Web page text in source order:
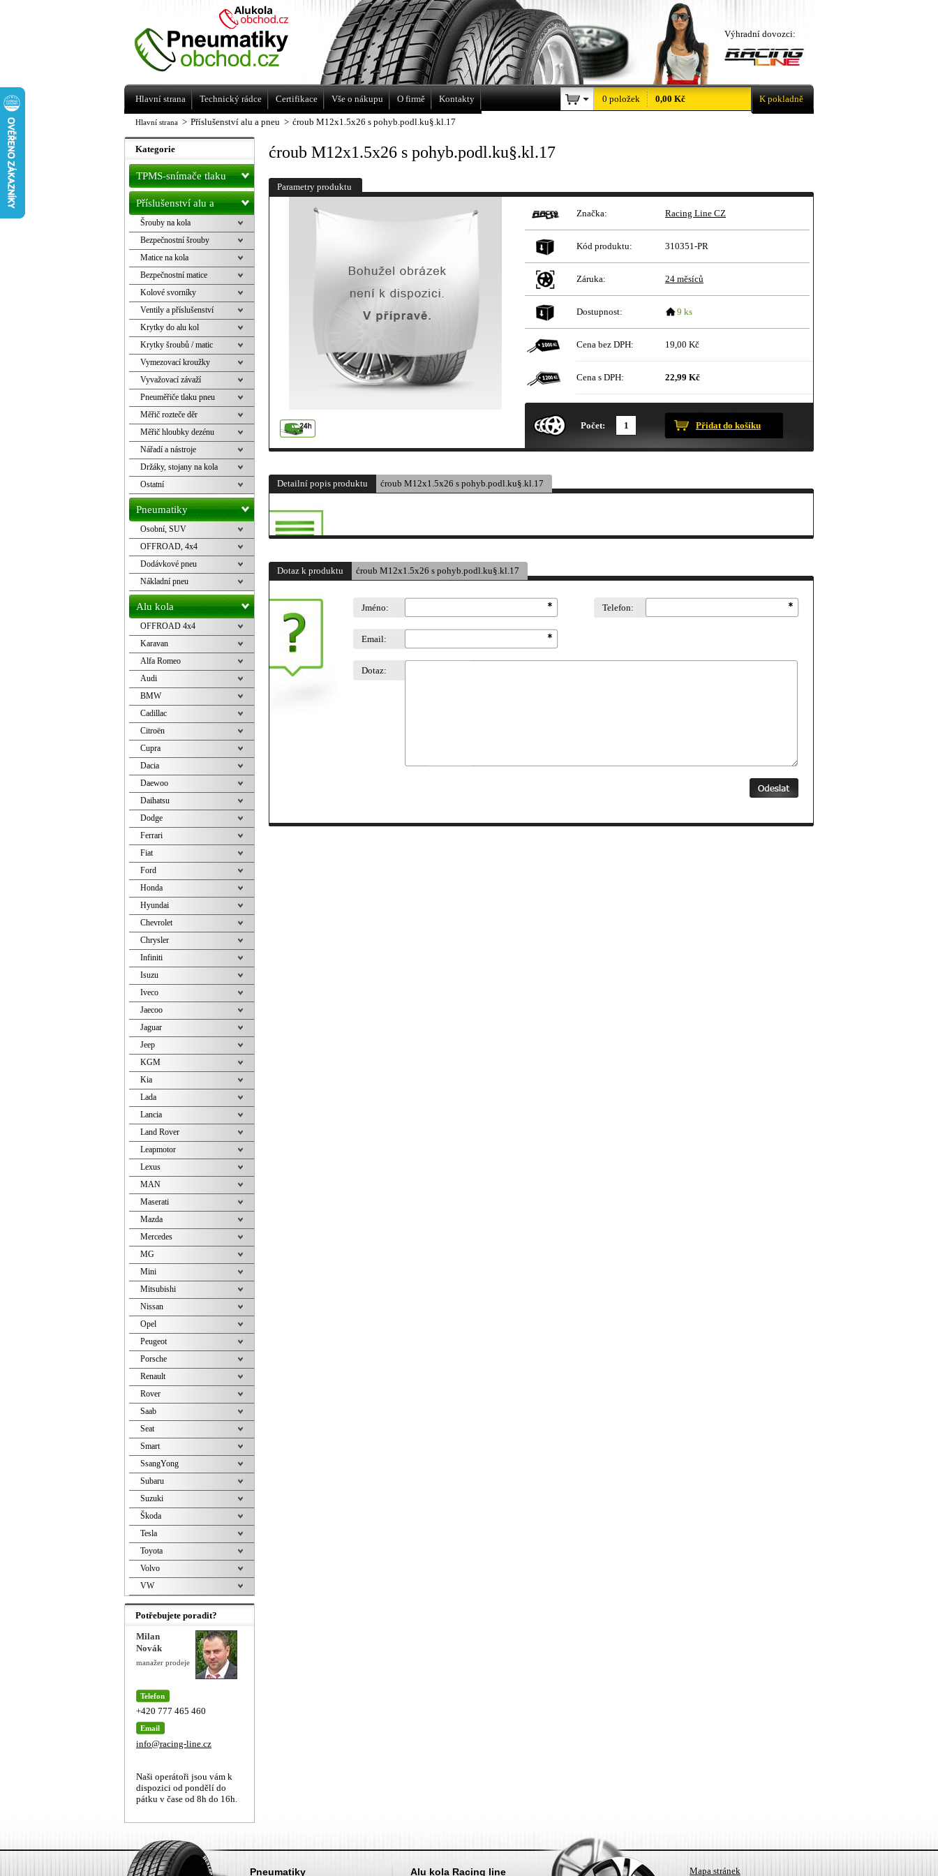
Hlavní strana > Příslušenství alu a pneu > ćroub M12x1.5x26 s pohyb.podl.ku§.kl.17
ćroub M12x1.5x26 s pohyb.podl.ku§.kl.17
Parametry produktu
Značka: Racing Line CZ
Kód produktu: 310351-PR
Záruka: 24 měsíců
Dostupnost: 9 ks
Cena bez DPH: 19,00 Kč
Cena s DPH: 22,99 Kč
Počet: Přidat do košíku
Detailní popis produktu ćroub M12x1.5x26 s pohyb.podl.ku§.kl.17
Dotaz k produktu ćroub M12x1.5x26 s pohyb.podl.ku§.kl.17
Jméno: Telefon:
Email:
Dotaz:
Kategorie
TPMS-snímače tlaku
Příslušenství alu a
pneu
Šrouby na kola
Bezpečnostní šrouby
Matice na kola
Bezpečnostní matice
Kolové svorníky
Ventily a příslušenství
Krytky do alu kol
Krytky šroubů / matic
Vymezovací kroužky
Vyvažovací závaží
Pneuměřiče tlaku pneu
Měřič rozteče děr
Měřič hloubky dezénu
Nářadí a nástroje
Držáky, stojany na kola
Ostatní
Pneumatiky
Osobní, SUV
OFFROAD, 4x4
Dodávkové pneu
Nákladní pneu
Alu kola
OFFROAD 4x4
Karavan
Alfa Romeo
Audi
BMW
Cadillac
Citroën
Cupra
Dacia
Daewoo
Daihatsu
Dodge
Ferrari
Fiat
Ford
Honda
Hyundai
Chevrolet
Chrysler
Infiniti
Isuzu
Iveco
Jaecoo
Jaguar
Jeep
KGM
Kia
Lada
Lancia
Land Rover
Leapmotor
Lexus
MAN
Maserati
Mazda
Mercedes
MG
Mini
Mitsubishi
Nissan
Opel
Peugeot
Porsche
Renault
Rover
Saab
Seat
Smart
SsangYong
Subaru
Suzuki
Škoda
Tesla
Toyota
Volvo
VW
Potřebujete poradit?
Milan
Novák
manažer prodeje
Telefon
+420 777 465 460
Email
info@racing-line.cz
Naši operátoři jsou vám k
dispozici od pondělí do
pátku v čase od 8h do 16h.
Levné pneumatiky letní, zimní, Alu kola
a litá kola Racing Line
Výhradní dovozci:
Hlavní strana Technický rádce Certifikace Vše o nákupu O firmě Kontakty 0 položek 0,00 Kč K pokladně
Nahoru
Pneumatiky Alu kola Racing line Mapa stránek